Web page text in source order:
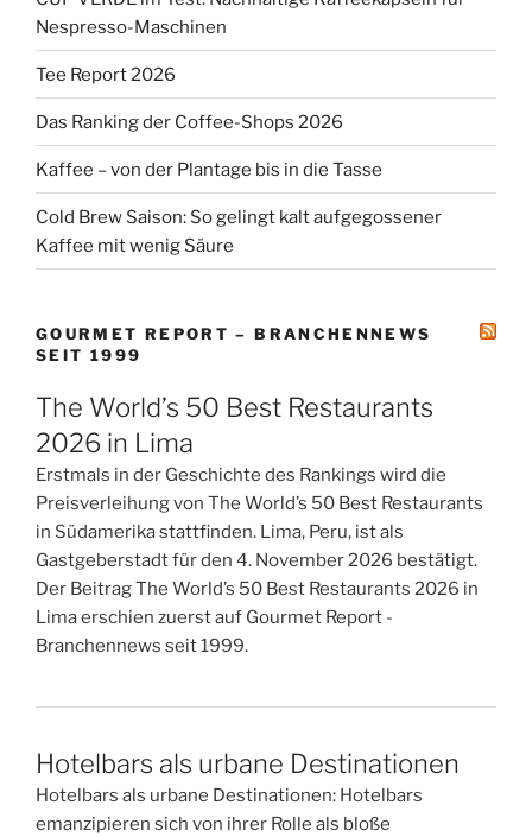
Nespresso-Maschinen
Tee Report 2026
Das Ranking der Coffee-Shops 2026
Kaffee – von der Plantage bis in die Tasse
Cold Brew Saison: So gelingt kalt aufgegossener
Kaffee mit wenig Säure
GOURMET REPORT – BRANCHENNEWS
SEIT 1999
The World’s 50 Best Restaurants
2026 in Lima
Erstmals in der Geschichte des Rankings wird die
Preisverleihung von The World’s 50 Best Restaurants
in Südamerika stattfinden. Lima, Peru, ist als
Gastgeberstadt für den 4. November 2026 bestätigt.
Der Beitrag The World’s 50 Best Restaurants 2026 in
Lima erschien zuerst auf Gourmet Report -
Branchennews seit 1999.
Hotelbars als urbane Destinationen
Hotelbars als urbane Destinationen: Hotelbars
emanzipieren sich von ihrer Rolle als bloße